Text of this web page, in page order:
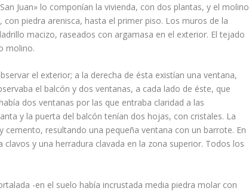
Juan» lo componí­an la vivienda, con dos plantas, y el molino
piedra arenisca, hasta el primer piso. Los muros de la
macizo, raseados con argamasa en el exterior. El tejado
molino.
el exte­rior; a la derecha de ésta existí­an una ventana,
el balcón y dos ventanas, a cada lado de éste, que
dos ventanas por las que entraba claridad a las
y la puerta del balcón tení­an dos hojas, con cristales. La
resultando una pequeña ventana con un barrote. En
y una herradura clavada en la zona superior. Todos los
-en el suelo habí­a incrustada media piedra molar con